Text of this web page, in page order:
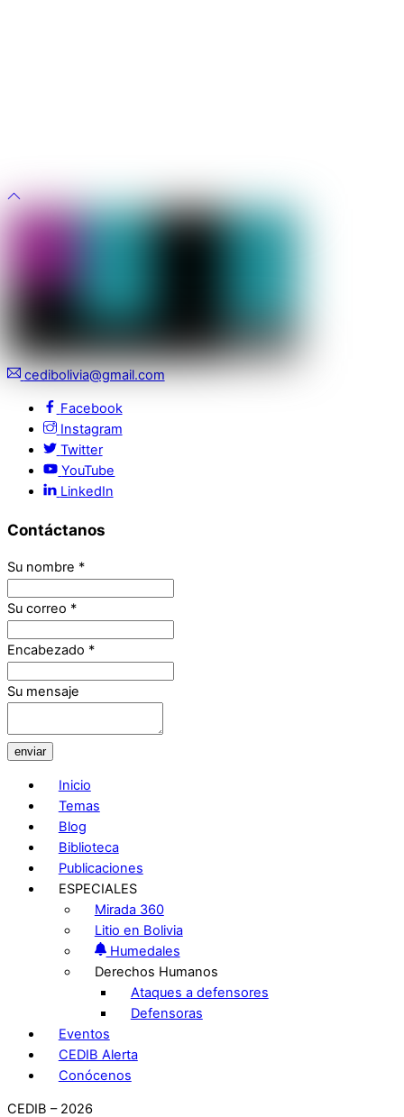
cedibolivia@gmail.com
Facebook
Instagram
Twitter
YouTube
LinkedIn
Contáctanos
Su nombre *
Su correo *
Encabezado *
Su mensaje
enviar
Inicio
Temas
Blog
Biblioteca
Publicaciones
ESPECIALES
Mirada 360
Litio en Bolivia
Humedales
Derechos Humanos
Ataques a defensores
Defensoras
Eventos
CEDIB Alerta
Conócenos
CEDIB – 2026